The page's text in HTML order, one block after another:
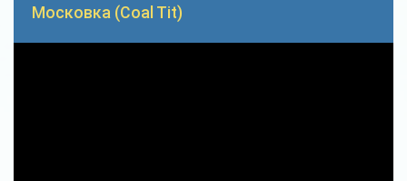
Московка (Coal Tit)